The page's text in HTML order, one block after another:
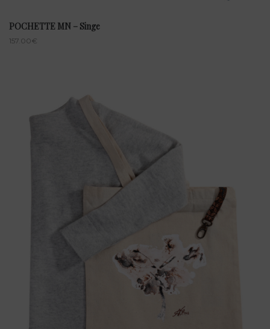
POCHETTE MN – Singe
157.00€